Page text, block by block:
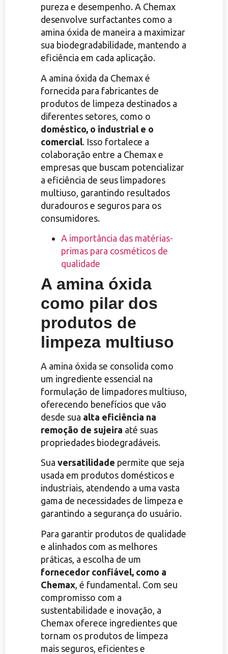
pureza e desempenho. A Chemax
desenvolve surfactantes como a
amina óxida de maneira a maximizar
sua biodegradabilidade, mantendo a
eficiência em cada aplicação.
A amina óxida da Chemax é
fornecida para fabricantes de
produtos de limpeza destinados a
diferentes setores, como o
doméstico, o industrial e o
comercial. Isso fortalece a
colaboração entre a Chemax e
empresas que buscam potencializar
a eficiência de seus limpadores
multiuso, garantindo resultados
duradouros e seguros para os
consumidores.
A importância das matérias-
primas para cosméticos de
qualidade
A amina óxida
como pilar dos
produtos de
limpeza multiuso
A amina óxida se consolida como
um ingrediente essencial na
formulação de limpadores multiuso,
oferecendo benefícios que vão
desde sua alta eficiência na
remoção de sujeira até suas
propriedades biodegradáveis.
Sua versatilidade permite que seja
usada em produtos domésticos e
industriais, atendendo a uma vasta
gama de necessidades de limpeza e
garantindo a segurança do usuário.
Para garantir produtos de qualidade
e alinhados com as melhores
práticas, a escolha de um
fornecedor confiável, como a
Chemax , é fundamental. Com seu
compromisso com a
sustentabilidade e inovação, a
Chemax oferece ingredientes que
tornam os produtos de limpeza
mais seguros, eficientes e